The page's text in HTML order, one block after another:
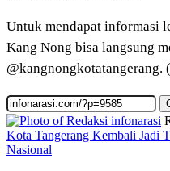
Untuk mendapat informasi
Kang Nong bisa langsung
@kangnongkotatangerang.
Kota Tangerang Kembali Jadi
Nasional